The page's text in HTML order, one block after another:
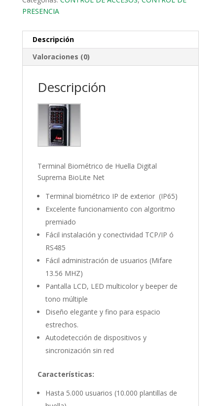
PRESENCIA
Descripción
Valoraciones (0)
Descripción
Terminal Biométrico de Huella Digital
Suprema BioLite Net
Terminal biométrico IP de exterior (IP65)
Excelente funcionamiento con algoritmo
premiado
Fácil instalación y conectividad TCP/IP ó
RS485
Fácil administración de usuarios (Mifare
13.56 MHZ)
Pantalla LCD, LED multicolor y beeper de
tono múltiple
Diseño elegante y fino para espacio
estrechos.
Autodetección de dispositivos y
sincronización sin red
Características:
Hasta 5.000 usuarios (10.000 plantillas de